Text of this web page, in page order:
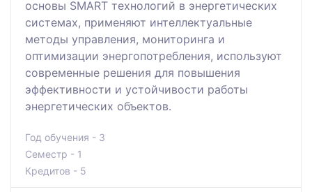
основы SMART технологий в энергетических
системах, применяют интеллектуальные
методы управления, мониторинга и
оптимизации энергопотребления, используют
современные решения для повышения
эффективности и устойчивости работы
энергетических объектов.
Год обучения - 3
Семестр - 1
Кредитов - 5